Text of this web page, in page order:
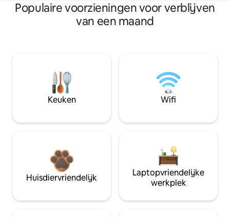
Populaire voorzieningen voor verblijven
van een maand
Keuken Wifi
Huisdiervriendelijk
Laptopvriendelijke
werkplek